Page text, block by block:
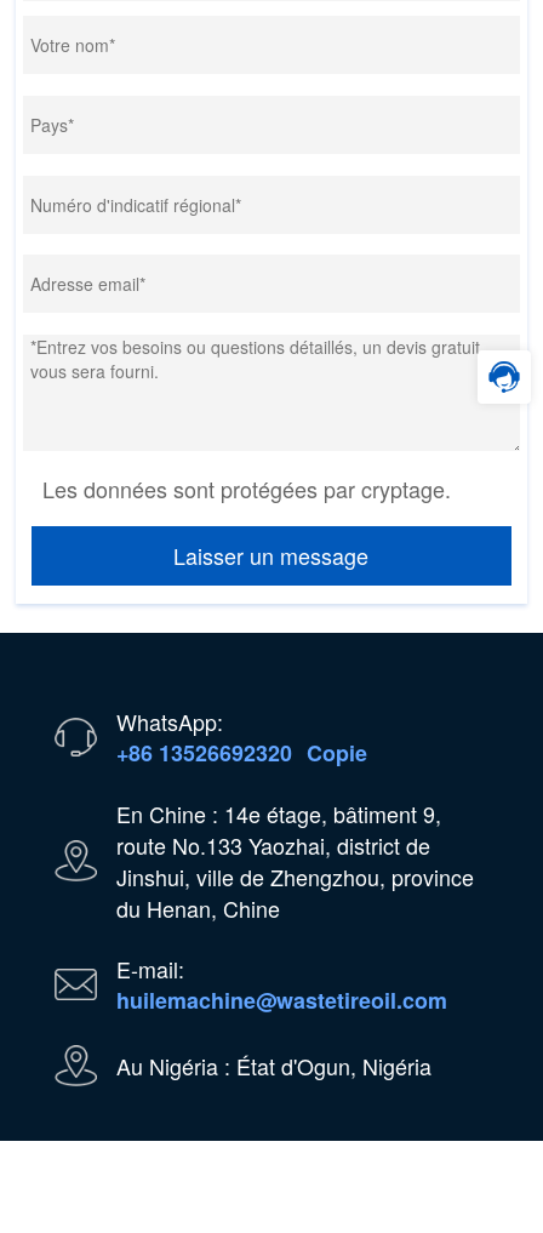
Les données sont protégées par cryptage.
Laisser un message
WhatsApp:
+86 13526692320 Copie
En Chine : 14e étage, bâtiment 9,
route No.133 Yaozhai, district de
Jinshui, ville de Zhengzhou, province
du Henan, Chine
E-mail:
huilemachine@wastetireoil.com
Au Nigéria : État d'Ogun, Nigéria